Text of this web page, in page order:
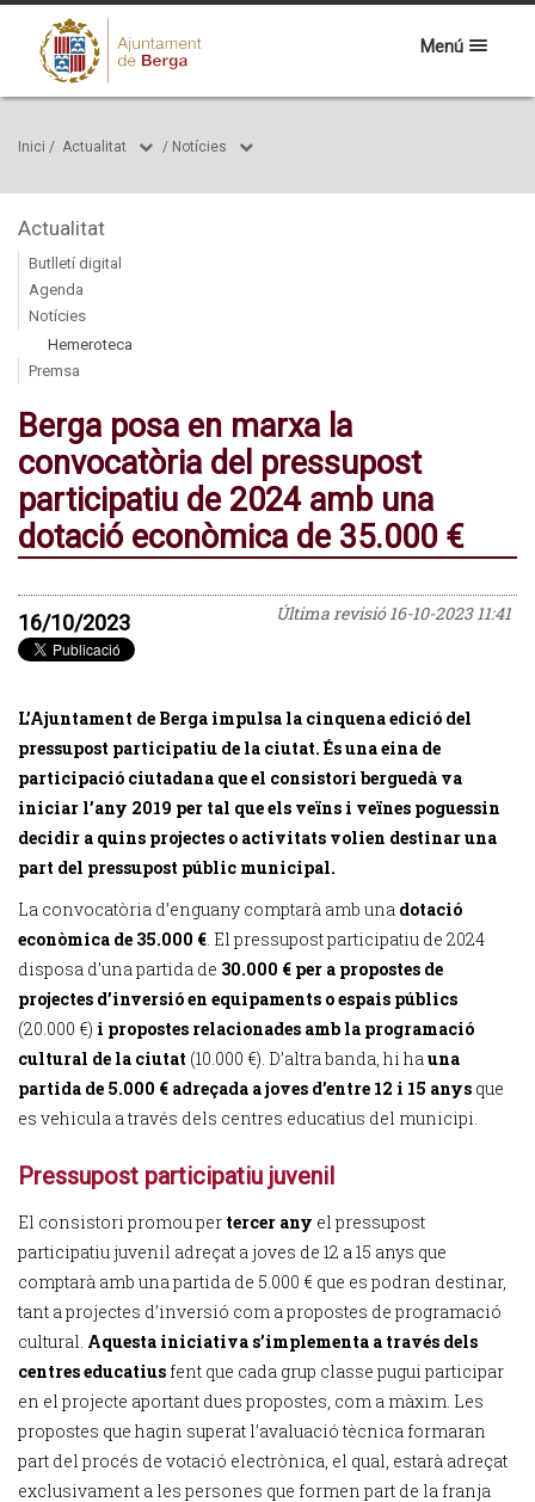
Menú
Inici / Actualitat / Notícies
Actualitat
Butlletí digital
Agenda
Notícies
Hemeroteca
Premsa
Berga posa en marxa la
convocatòria del pressupost
participatiu de 2024 amb una
dotació econòmica de 35.000 €
Última revisió16-10-2023 11:41
16/10/2023
L’Ajuntament de Berga impulsa la cinquena edició del
pressupost participatiu de la ciutat. És una eina de
participació ciutadana que el consistori berguedà va
iniciar l’any 2019 per tal que els veïns i veïnes poguessin
decidir a quins projectes o activitats volien destinar una
part del pressupost públic municipal.
La convocatòria d’enguany comptarà amb una dotació
econòmica de 35.000 €. El pressupost participatiu de 2024
disposa d’una partida de 30.000 € per a propostes de
projectes d’inversió en equipaments o espais públics
(20.000 €) i propostes relacionades amb la programació
cultural de la ciutat (10.000 €). D’altra banda, hi hauna
partida de 5.000 € adreçada a joves d’entre 12 i 15 anys que
es vehicula a través dels centres educatius del municipi.
Pressupost participatiu juvenil
El consistori promou per tercer any el pressupost
participatiu juvenil adreçat a joves de 12 a 15 anys que
comptarà amb una partida de 5.000 € que es podran destinar,
tant a projectes d’inversió com a propostes de programació
cultural. Aquesta iniciativa s’implementa a través dels
centres educatiusfent que cada grup classe pugui participar
en el projecte aportant dues propostes, com a màxim. Les
propostes que hagin superat l’avaluació tècnica formaran
part del procés de votació electrònica, el qual, estarà adreçat
exclusivament a les persones que formen part de la franja